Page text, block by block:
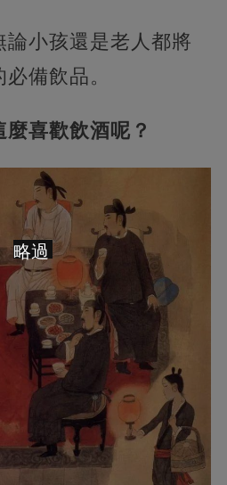
小孩還是老人都將
備飲品。
喜歡飲酒呢？
略過